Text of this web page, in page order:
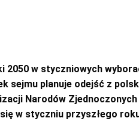
2050 w styczniowych
sejmu planuje odejść z
Narodów Zjednoczonych
w styczniu przyszłego